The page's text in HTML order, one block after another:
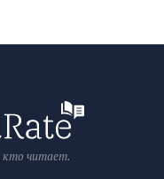
кто читает.